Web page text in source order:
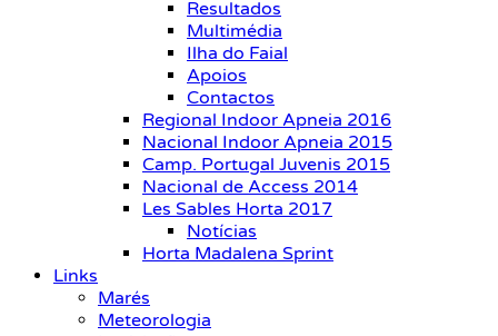
Resultados
Multimédia
Ilha do Faial
Apoios
Contactos
Regional Indoor Apneia 2016
Nacional Indoor Apneia 2015
Camp. Portugal Juvenis 2015
Nacional de Access 2014
Les Sables Horta 2017
Notícias
Horta Madalena Sprint
Links
Marés
Meteorologia